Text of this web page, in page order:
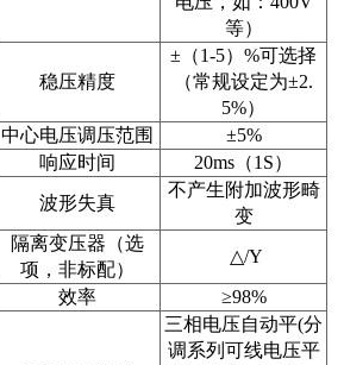
等）
稳压精度
±（1-5）%可选择
（常规设定为±2.
5%）
中心电压调压范围
±5%
响应时间
20ms（1S）
波形失真
不产生附加波形畸
变
隔离变压器 （选
项，非标配）
△/Y
效率
≥98%
三相电压自动平(分
调系列可线电压平